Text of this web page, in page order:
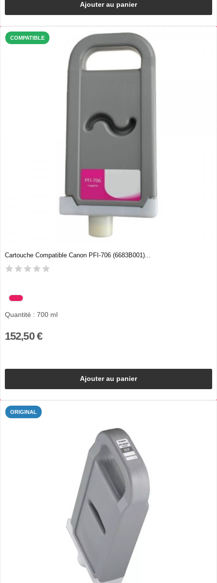
Ajouter au panier
COMPATIBLE
Cartouche Compatible Canon PFI-706 (6683B001)...
Quantité : 700 ml
152,50 €
Ajouter au panier
ORIGINAL